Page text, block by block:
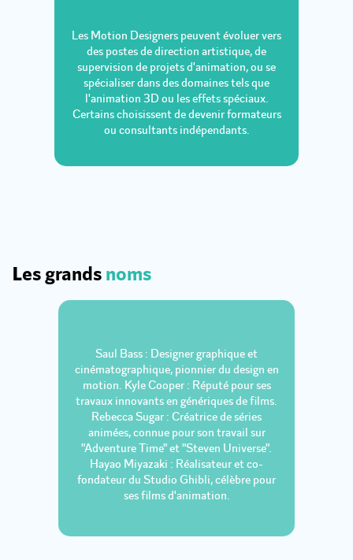
Les Motion Designers peuvent évoluer vers
des postes de direction artistique, de
supervision de projets d'animation, ou se
spécialiser dans des domaines tels que
l'animation 3D ou les effets spéciaux.
Certains choisissent de devenir formateurs
ou consultants indépendants.
Les grands noms
Saul Bass : Designer graphique et
cinématographique, pionnier du design en
motion. Kyle Cooper : Réputé pour ses
travaux innovants en génériques de films.
Rebecca Sugar : Créatrice de séries
animées, connue pour son travail sur
"Adventure Time" et "Steven Universe".
Hayao Miyazaki : Réalisateur et co-
fondateur du Studio Ghibli, célèbre pour
ses films d'animation.